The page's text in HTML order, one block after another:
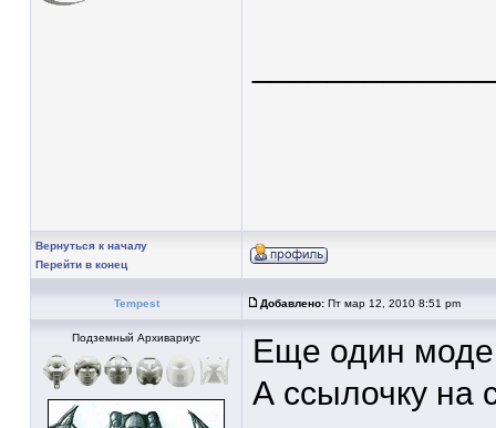
Вернуться к началу
Перейти в конец
Tempest Добавлено: Пт мар 12, 2010 8:51 pm
Подземный Архивариус
Еще один
А ссылочку на